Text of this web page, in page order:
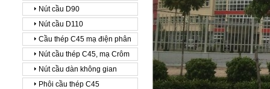
Nút cầu D90
Nút cầu D110
Cầu thép C45 mạ điện phân
Nút cầu thép C45, mạ Crôm
Nút cầu dàn không gian
Phôi cầu thép C45